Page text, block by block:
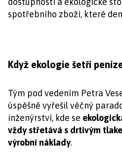
spotřebního zboží, které
Když ekologie šetří
Tým pod vedením Petra
úspěšně vyřešil věčný
inženýrství, kde se
vždy střetává s drtivým
výrobní náklady.